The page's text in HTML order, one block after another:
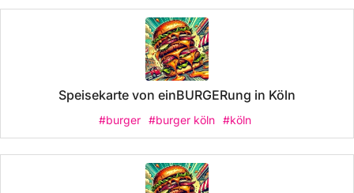
Speisekarte von einBURGERung in Köln
#burger #burger köln #köln